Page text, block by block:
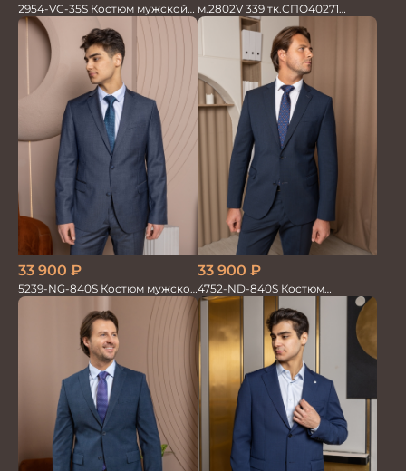
2954-VC-35S Костюм мужской
двойка
м.2802V 339 тк.СПО40271
Костюм мужской
33 900 ₽
5239-NG-840S Костюм мужской
двойка
33 900 ₽
4752-ND-840S Костюм
мужской двойка